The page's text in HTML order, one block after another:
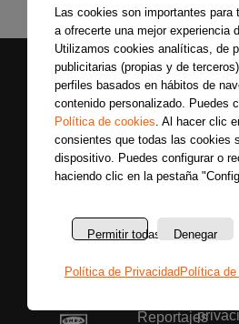
Las cookies son importantes para
a ofrecerte una mejor experiencia
Utilizamos cookies analíticas, de
publicitarias (propias y de
perfiles basados en hábitos de
contenido personalizado. Puedes
Política de cookies. Al hacer clic
consientes que todas las cookies
dispositivo. Puedes configurar o
haciendo clic en la pestaña
Permitir todas Denegar
Política de Privacidad Política de
Secciones
noticias
Entrevistas
Reportajes